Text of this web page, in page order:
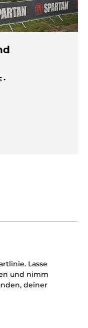
•
Lasse
und nimm
deiner